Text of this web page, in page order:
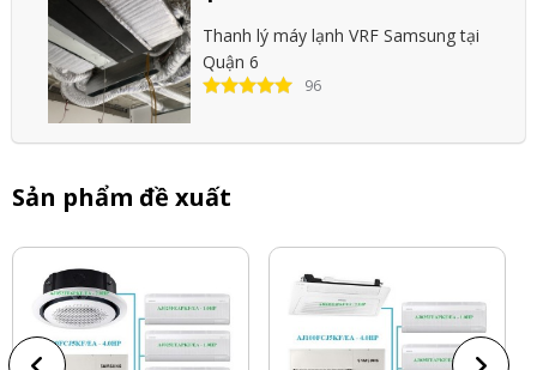
Thanh lý máy lạnh VRF Samsung tại
Quận 6
96
Sản phẩm đề xuất